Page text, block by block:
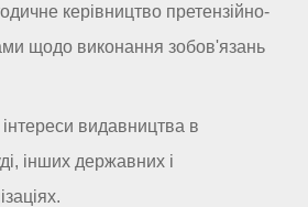
керівництво претензійно-
щодо виконання зобов'язань
видавництва в
інших державних і